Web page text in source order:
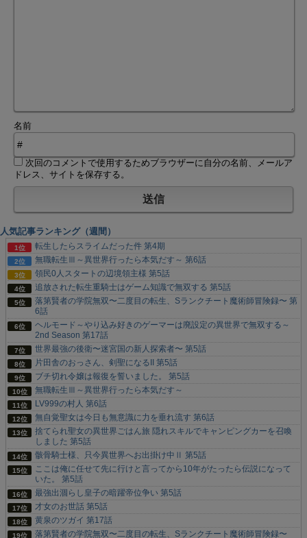
名前
次回のコメントで使用するためブラウザーに自分の名前、メールア
ドレス、サイトを保存する。
人気記事ランキング（週間）
転生したらスライムだった件 第4期
無職転生Ⅲ～異世界行ったら本気だす～ 第6話
領民0人スタートの辺境領主様 第5話
追放された転生重騎士はゲーム知識で無双する 第5話
落第賢者の学院無双〜二度目の転生、Sランクチート魔術師冒険録〜 第
6話
ヘルモード～やり込み好きのゲーマーは廃設定の異世界で無双する～
2nd Season 第17話
世界最強の後衛〜迷宮国の新人探索者〜 第5話
片田舎のおっさん、剣聖になるII 第5話
ブチ切れ令嬢は報復を誓いました。 第5話
無職転生Ⅲ～異世界行ったら本気だす～
LV999の村人 第6話
無自覚聖女は今日も無意識に力を垂れ流す 第6話
捨てられ聖女の異世界ごはん旅 隠れスキルでキャンピングカーを召喚
しました 第5話
骸骨騎士様、只今異世界へお出掛け中Ⅱ 第5話
ここは俺に任せて先に行けと言ってから10年がたったら伝説になって
いた。 第5話
最強出涸らし皇子の暗躍帝位争い 第5話
才女のお世話 第5話
黄泉のツガイ 第17話
落第賢者の学院無双〜二度目の転生、Sランクチート魔術師冒険録〜